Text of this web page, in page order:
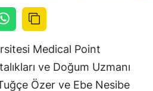
Medical Point
ve Doğum Uzmanı
Özer ve Ebe Nesibe